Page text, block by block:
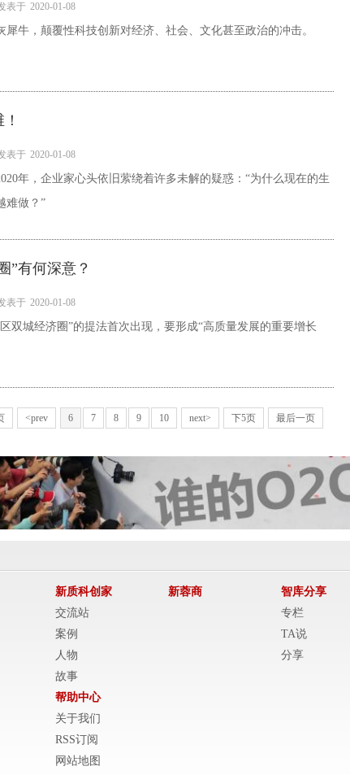
表于 2020-01-08
犀牛，颠覆性科技创新对经济、社会、文化甚至政治的冲击。
表于 2020-01-08
年，企业家心头依旧萦绕着许多未解的疑惑：“为什么现在的生
难做？”
”有何深意？
表于 2020-01-08
双城经济圈”的提法首次出现，要形成“高质量发展的重要增长
<prev 6 7 8 9 10 next> 下5页 最后一页
新质科创家
交流站
案例
人物
故事
新蓉商
智库分享
专栏
TA说
分享
帮助中心
关于我们
RSS订阅
网站地图